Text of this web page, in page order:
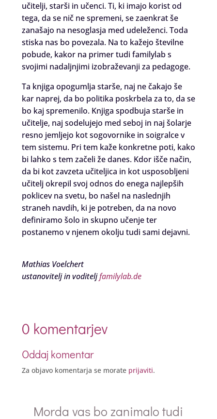
učitelji, starši in učenci. Ti, ki imajo korist od
tega, da se nič ne spremeni, se zaenkrat še
zanašajo na nesoglasja med udeleženci. Toda
stiska nas bo povezala. Na to kažejo številne
pobude, kakor na primer tudi familylab s
svojimi nadaljnjimi izobraževanji za pedagoge.
Ta knjiga opogumlja starše, naj ne čakajo še
kar naprej, da bo politika poskrbela za to, da se
bo kaj spremenilo. Knjiga spodbuja starše in
učitelje, naj sodelujejo med seboj in naj šolarje
resno jemljejo kot sogovornike in soigralce v
tem sistemu. Pri tem kaže konkretne poti, kako
bi lahko s tem začeli že danes. Kdor išče način,
da bi kot zavzeta učiteljica in kot usposobljeni
učitelj okrepil svoj odnos do enega najlepših
poklicev na svetu, bo našel na naslednjih
straneh navdih, ki je potreben, da na novo
definiramo šolo in skupno učenje ter
postanemo v njenem okolju tudi sami dejavni.
Mathias Voelchert
ustanovitelj in voditeljfamilylab.de
0 komentarjev
Oddaj komentar
Za objavo komentarja se morate prijaviti.
Morda vas bo zanimalo tudi